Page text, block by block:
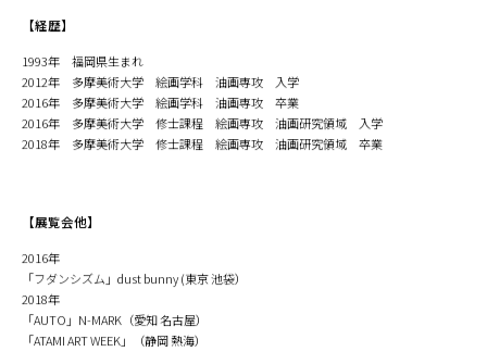
【経歴】
1993年 福岡県生まれ
2012年 多摩美術大学 絵画学科 油画専攻 入学
2016年 多摩美術大学 絵画学科 油画専攻 卒業
2016年 多摩美術大学 修士課程 絵画専攻 油画研究領域 入学
2018年 多摩美術大学 修士課程 絵画専攻 油画研究領域 卒業
【展覧会他】
2016年
「フダンシズム」dust bunny (東京 池袋）
2018年
「AUTO」N-MARK（愛知 名古屋）
「ATAMI ART WEEK」（静岡 熱海）